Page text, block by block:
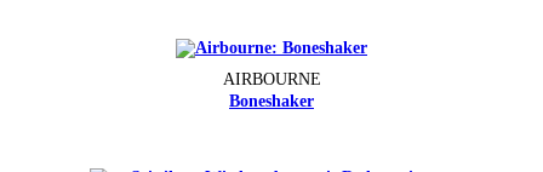
AIRBOURNE
Boneshaker